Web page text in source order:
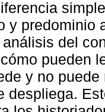
y predominio
análisis del
pueden
y no
despliega.